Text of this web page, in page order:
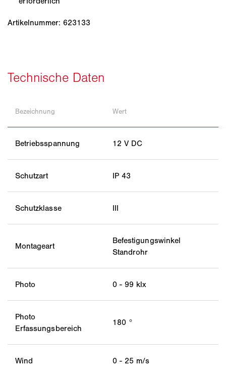
Artikelnummer: 623133
Bezeichnung Wert
Betriebsspannung 12 V DC
Schutzart IP 43
Schutzklasse III
Montageart
Befestigungswinkel
Standrohr
Photo 0 - 99 klx
Photo
Erfassungsbereich
180 °
Wind 0 - 25 m/s